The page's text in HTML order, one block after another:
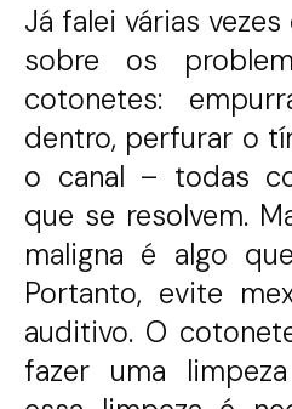
Já falei várias
sobre os
cotonetes:
dentro, perfurar o
o canal – todas
que se resolvem.
maligna é algo
Portanto, evite
auditivo. O
fazer uma